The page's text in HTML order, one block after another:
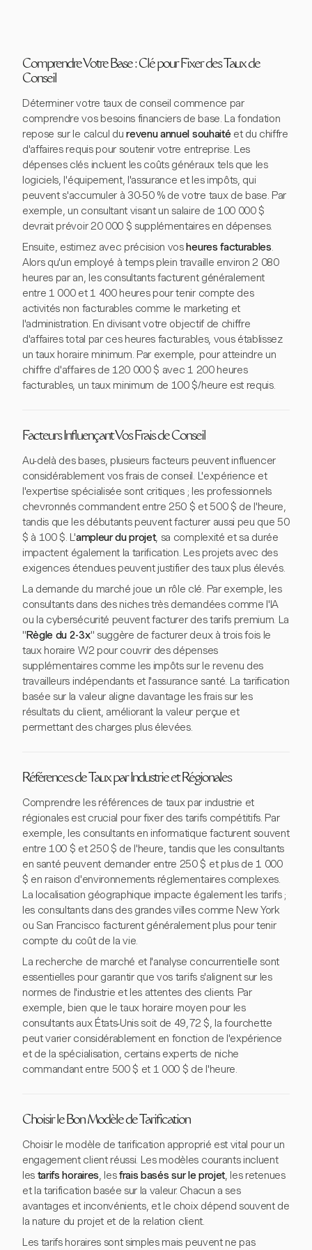
Comprendre Votre Base : Clé pour Fixer des Taux de
Conseil
Déterminer votre taux de conseil commence par
comprendre vos besoins financiers de base. La fondation
repose sur le calcul durevenu annuel souhaitéet du chiffre
d'affaires requis pour soutenir votre entreprise. Les
dépenses clés incluent les coûts généraux tels que les
logiciels, l'équipement, l'assurance et les impôts, qui
peuvent s'accumuler à 30-50 % de votre taux de base. Par
exemple, un consultant visant un salaire de 100 000 $
devrait prévoir 20 000 $ supplémentaires en dépenses.
Ensuite, estimez avec précision vosheures facturables.
Alors qu'un employé à temps plein travaille environ 2 080
heures par an, les consultants facturent généralement
entre 1 000 et 1 400 heures pour tenir compte des
activités non facturables comme le marketing et
l'administration. En divisant votre objectif de chiffre
d'affaires total par ces heures facturables, vous établissez
un taux horaire minimum. Par exemple, pour atteindre un
chiffre d'affaires de 120 000 $ avec 1 200 heures
facturables, un taux minimum de 100 $/heure est requis.
Facteurs Influençant Vos Frais de Conseil
Au-delà des bases, plusieurs facteurs peuvent influencer
considérablement vos frais de conseil. L'expérience et
l'expertise spécialisée sont critiques ; les professionnels
chevronnés commandent entre 250 $ et 500 $ de l'heure,
tandis que les débutants peuvent facturer aussi peu que 50
$ à 100 $. L'ampleur du projet, sa complexité et sa durée
impactent également la tarification. Les projets avec des
exigences étendues peuvent justifier des taux plus élevés.
La demande du marché joue un rôle clé. Par exemple, les
consultants dans des niches très demandées comme l'IA
ou la cybersécurité peuvent facturer des tarifs premium. La
"Règle du 2-3x" suggère de facturer deux à trois fois le
taux horaire W2 pour couvrir des dépenses
supplémentaires comme les impôts sur le revenu des
travailleurs indépendants et l'assurance santé. La tarification
basée sur la valeur aligne davantage les frais sur les
résultats du client, améliorant la valeur perçue et
permettant des charges plus élevées.
Références de Taux par Industrie et Régionales
Comprendre les références de taux par industrie et
régionales est crucial pour fixer des tarifs compétitifs. Par
exemple, les consultants en informatique facturent souvent
entre 100 $ et 250 $ de l'heure, tandis que les consultants
en santé peuvent demander entre 250 $ et plus de 1 000
$ en raison d'environnements réglementaires complexes.
La localisation géographique impacte également les tarifs ;
les consultants dans des grandes villes comme New York
ou San Francisco facturent généralement plus pour tenir
compte du coût de la vie.
La recherche de marché et l'analyse concurrentielle sont
essentielles pour garantir que vos tarifs s'alignent sur les
normes de l'industrie et les attentes des clients. Par
exemple, bien que le taux horaire moyen pour les
consultants aux États-Unis soit de 49,72 $, la fourchette
peut varier considérablement en fonction de l'expérience
et de la spécialisation, certains experts de niche
commandant entre 500 $ et 1 000 $ de l'heure.
Choisir le Bon Modèle de Tarification
Choisir le modèle de tarification approprié est vital pour un
engagement client réussi. Les modèles courants incluent
les tarifs horaires, lesfrais basés sur le projet, les retenues
et la tarification basée sur la valeur. Chacun a ses
avantages et inconvénients, et le choix dépend souvent de
la nature du projet et de la relation client.
Les tarifs horaires sont simples mais peuvent ne pas